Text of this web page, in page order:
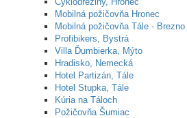
Mobilná požičovňa Hronec
Mobilná požičovňa Tále - Brezno
Profibikers, Bystrá
Villa Ďumbierka, Mýto
Hradisko, Nemecká
Hotel Partizán, Tále
Hotel Stupka, Tále
Kúria na Táloch
Požičovňa Šumiac